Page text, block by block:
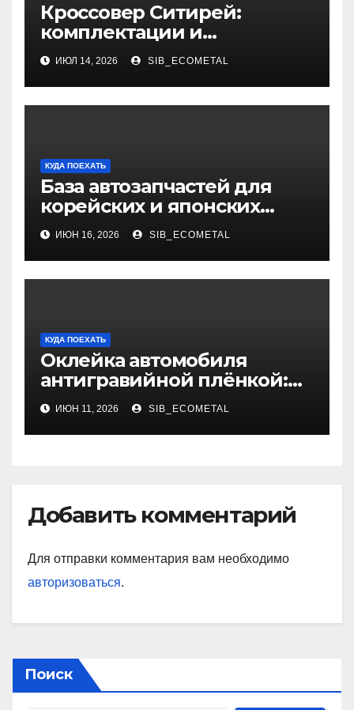
Кроссовер Ситирей:
комплектации и
характеристики
ИЮЛ 14, 2026 SIB_ECOMETAL
КУДА ПОЕХАТЬ
База автозапчастей для
корейских и японских
грузовиков
ИЮН 16, 2026 SIB_ECOMETAL
КУДА ПОЕХАТЬ
Оклейка автомобиля
антигравийной плёнкой:
методы нанесения, типы
материалов и
эксплуатационные
ИЮН 11, 2026 SIB_ECOMETAL
Добавить комментарий
Для отправки комментария вам необходимо
авторизоваться.
Поиск